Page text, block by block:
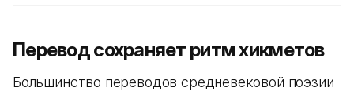
Перевод сохраняет ритм хикметов
Большинство переводов средневековой поэзии